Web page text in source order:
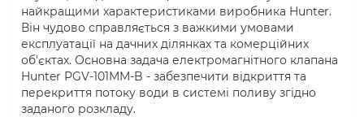
найкращими характеристиками виробника Hunter.
Він чудово справляється з важкими умовами
експлуатації на дачних ділянках та комерційних
об'єктах. Основна задача електромагнітного клапана
Hunter PGV-101MM-B - забезпечити відкриття та
перекриття потоку води в системі поливу згідно
заданого розкладу.